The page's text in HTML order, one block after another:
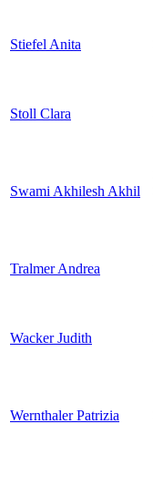
Stiefel Anita
Stoll Clara
Swami Akhilesh Akhil
Tralmer Andrea
Wacker Judith
Wernthaler Patrizia